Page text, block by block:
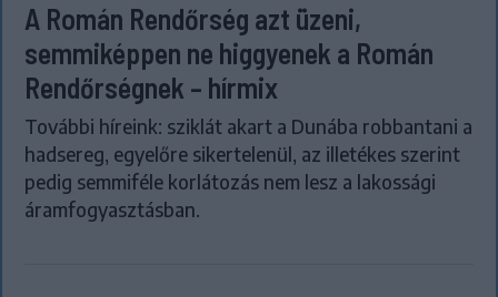
A Román Rendőrség azt üzeni,
semmiképpen ne higgyenek a Román
Rendőrségnek – hírmix
További híreink: sziklát akart a Dunába robbantani a
hadsereg, egyelőre sikertelenül, az illetékes szerint
pedig semmiféle korlátozás nem lesz a lakossági
áramfogyasztásban.